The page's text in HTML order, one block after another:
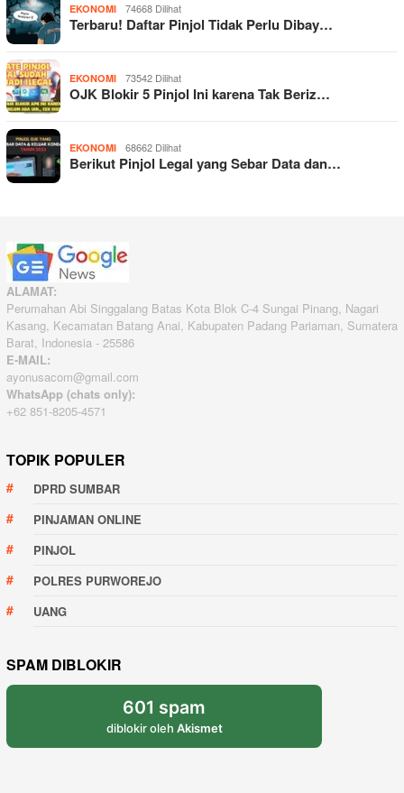
EKONOMI 74668 Dilihat
Terbaru! Daftar Pinjol Tidak Perlu Dibay…
EKONOMI 73542 Dilihat
OJK Blokir 5 Pinjol Ini karena Tak Beriz…
EKONOMI 68662 Dilihat
Berikut Pinjol Legal yang Sebar Data dan…
ALAMAT:
Perumahan Abi Singgalang Batas Kota Blok C-4 Sungai Pinang, Nagari
Kasang, Kecamatan Batang Anai, Kabupaten Padang Pariaman, Sumatera
Barat, Indonesia - 25586
E-MAIL:
ayonusacom@gmail.com
WhatsApp (chats only):
+62 851-8205-4571
TOPIK POPULER
DPRD SUMBAR
PINJAMAN ONLINE
PINJOL
POLRES PURWOREJO
UANG
SPAM DIBLOKIR
601 spam
diblokir oleh Akismet